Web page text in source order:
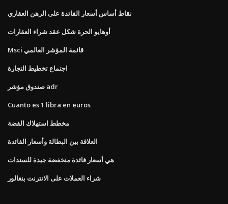
نقاط أساس أسعار الفائدة على الرهن العقاري
أوهايو الحرة شكل عقد شراء العقارات
Msci قائمة المؤشر العالمي
اجتماع تخطيط التجارة
صندوق مؤشر adr
Cuanto es 1 libra en euros
مخطط استهلاك الفضة
العلاقة بين البطالة وأسعار الفائدة
هي أسعار فائدة منخفضة جيدة للسندات
شراء العملات على الانترنت بنغالور